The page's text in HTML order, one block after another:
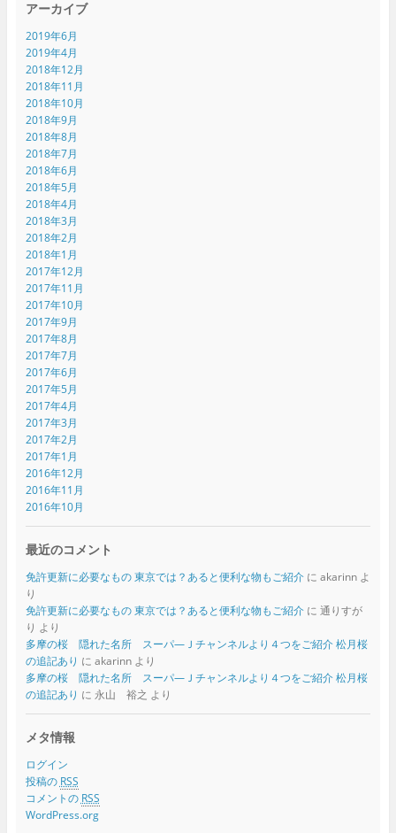
アーカイブ
2019年6月
2019年4月
2018年12月
2018年11月
2018年10月
2018年9月
2018年8月
2018年7月
2018年6月
2018年5月
2018年4月
2018年3月
2018年2月
2018年1月
2017年12月
2017年11月
2017年10月
2017年9月
2017年8月
2017年7月
2017年6月
2017年5月
2017年4月
2017年3月
2017年2月
2017年1月
2016年12月
2016年11月
2016年10月
最近のコメント
免許更新に必要なもの 東京では？あると便利な物もご紹介に akarinnよ
り
免許更新に必要なもの 東京では？あると便利な物もご紹介に 通りすが
り より
多摩の桜 隠れた名所 スーパ―Ｊチャンネルより４つをご紹介 松月桜
の追記あり に akarinnより
多摩の桜 隠れた名所 スーパ―Ｊチャンネルより４つをご紹介 松月桜
の追記あり に 永山 裕之 より
メタ情報
ログイン
投稿の RSS
コメントの RSS
WordPress.org